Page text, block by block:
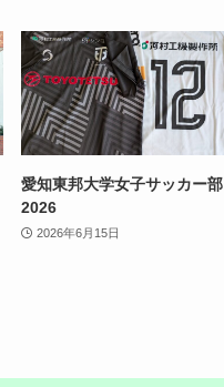
愛知東邦大学女子サッカー部
2026
2026年6月15日